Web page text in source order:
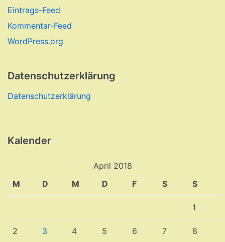
Eintrags-Feed
Kommentar-Feed
WordPress.org
Datenschutzerklärung
Datenschutzerklärung
Kalender
April 2018
M
D M D F S S
1
2 3 4 5 6 7 8